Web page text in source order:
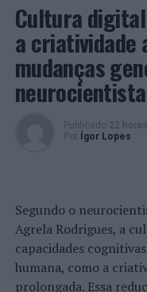
Cultura
a criatividade
mudanças
neurocientista
Publicado 22
Por
Ígor Lopes
Segundo o
Agrela Rodrigues, a
capacidades
humana, como a
prolongada. Essa